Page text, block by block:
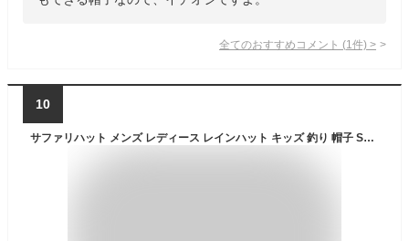
全てのおすすめコメント (1 件) >
10
サファリハット メンズ レディース レインハット キッズ 釣り 帽子 SUNS(サンズ) 登山 撥水 アウトドア 海 プール キャンプ バーベキュー NEK ★REVLH-051 送料無料 大きいサイズ 子供 UVカット アドベンチャーハット 母の日 父の日 ユニセックス 春 夏 秋 夏フェス 熱中症